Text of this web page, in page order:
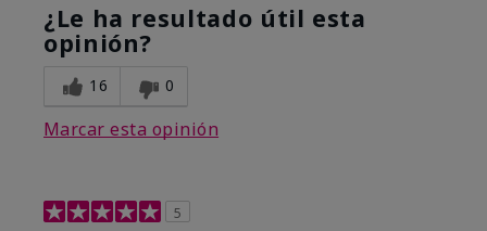
¿Le ha resultado útil esta
opinión?
16 0
Marcar esta opinión
5